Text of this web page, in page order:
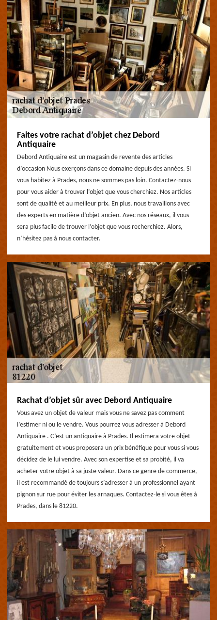
Faites votre rachat d’objet chez Debord
Antiquaire
Debord Antiquaire est un magasin de revente des articles
d’occasion Nous exerçons dans ce domaine depuis des années. Si
vous habitez à Prades, nous ne sommes pas loin. Contactez-nous
pour vous aider à trouver l’objet que vous cherchiez. Nos articles
sont de qualité et au meilleur prix. En plus, nous travaillons avec
des experts en matière d’objet ancien. Avec nos réseaux, il vous
sera plus facile de trouver l’objet que vous recherchiez. Alors,
n’hésitez pas à nous contacter.
Rachat d’objet sûr avec Debord Antiquaire
Vous avez un objet de valeur mais vous ne savez pas comment
l’estimer ni ou le vendre. Vous pourrez vous adresser à Debord
Antiquaire . C’est un antiquaire à Prades. Il estimera votre objet
gratuitement et vous proposera un prix bénéfique pour vous si vous
décidez de le lui vendre. Avec son expertise et sa probité, il va
acheter votre objet à sa juste valeur. Dans ce genre de commerce,
il est recommandé de toujours s’adresser à un professionnel ayant
pignon sur rue pour éviter les arnaques. Contactez-le si vous êtes à
Prades, dans le 81220.